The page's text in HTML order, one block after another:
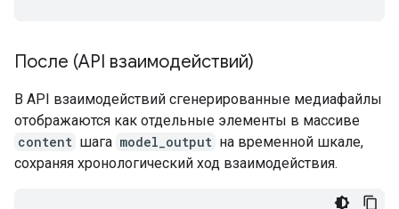
После (API взаимодействий)
В API взаимодействий сгенерированные медиафайлы
отображаются как отдельные элементы в массиве
content шага model_output на временной шкале,
сохраняя хронологический ход взаимодействия.